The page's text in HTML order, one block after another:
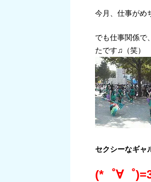
今月、仕事がめ
でも仕事関係で、
たです♫（笑）
セクシーなギャ
(*゜∀゜